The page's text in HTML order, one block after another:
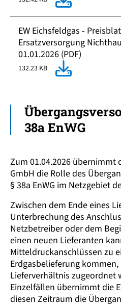
EW Eichsfeldgas -
Ersatzversorgung
01.01.2026 (PDF)
132.23 KB
38a EnWG
Zum 01.04.2026 übernimmt
GmbH die Rolle des
§ 38a EnWG im Netzgebiet
Zwischen dem Ende eines
Unterbrechung des
Netzbetreiber oder dem
einen neuen Lieferanten
Mitteldruckanschlüssen zu
Erdgasbelieferung
Lieferverhältnis zugeordnet
Einzelfällen übernimmt die
diesen Zeitraum die